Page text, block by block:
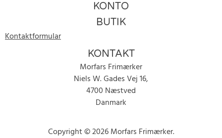
KONTO
BUTIK
Kontaktformular
KONTAKT
Morfars Frimærker
Niels W. Gades Vej 16,
4700 Næstved
Danmark
Copyright © 2026 Morfars Frimærker.